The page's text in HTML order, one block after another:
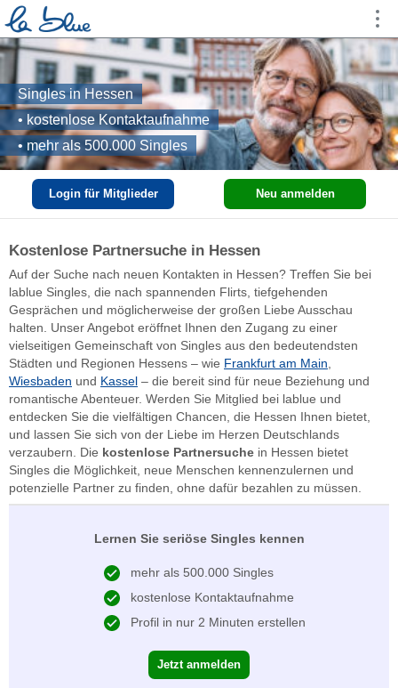
Singles in Hessen
• kostenlose Kontaktaufnahme
• mehr als 500.000 Singles
Login für Mitglieder Neu anmelden
Kostenlose Partnersuche in Hessen
Auf der Suche nach neuen Kontakten in Hessen? Treffen Sie bei
lablue Singles, die nach spannenden Flirts, tiefgehenden
Gesprächen und möglicherweise der großen Liebe Ausschau
halten. Unser Angebot eröffnet Ihnen den Zugang zu einer
vielseitigen Gemeinschaft von Singles aus den bedeutendsten
Städten und Regionen Hessens – wie Frankfurt am Main
Wiesbaden und Kassel – die bereit sind für neue Beziehung und
romantische Abenteuer. Werden Sie Mitglied bei lablue und
entdecken Sie die vielfältigen Chancen, die Hessen Ihnen bietet,
und lassen Sie sich von der Liebe im Herzen Deutschlands
verzaubern. Die kostenlose Partnersuche in Hessen bietet
Singles die Möglichkeit, neue Menschen kennenzulernen und
potenzielle Partner zu finden, ohne dafür bezahlen zu müssen.
Lernen Sie seriöse Singles kennen
mehr als 500.000 Singles
kostenlose Kontaktaufnahme
Profil in nur 2 Minuten erstellen
Jetzt anmelden